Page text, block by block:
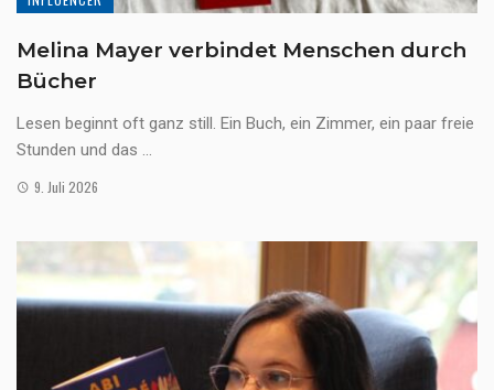
Melina Mayer verbindet Menschen durch
Bücher
Lesen beginnt oft ganz still. Ein Buch, ein Zimmer, ein paar freie
Stunden und das ...
9. Juli 2026